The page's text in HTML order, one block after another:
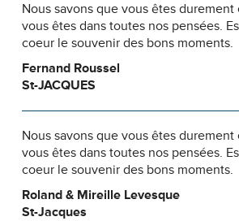
Nous savons que vous êtes
vous êtes dans toutes nos pensées.
coeur le souvenir des bons moments.
Fernand Roussel
St-JACQUES
Nous savons que vous êtes
vous êtes dans toutes nos pensées.
coeur le souvenir des bons moments.
Roland & Mireille Levesque
St-Jacques